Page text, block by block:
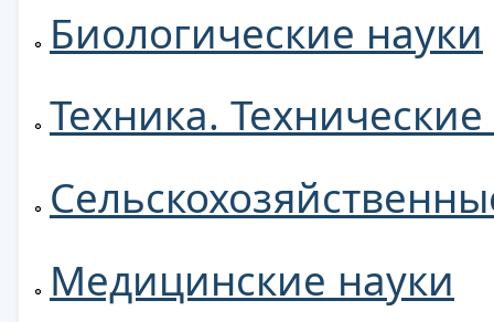
Биологические науки
Техника.
Медицинские науки